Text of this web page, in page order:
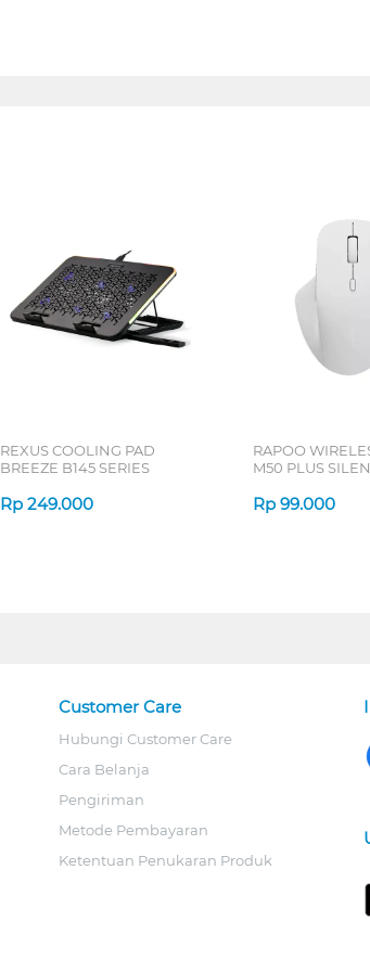
REXUS COOLING PAD
BREEZE B145 SERIES
Rp 249.000
RAPOO
M50 PLUS
Rp 99.000
Customer Care
Hubungi Customer Care
Cara Belanja
Pengiriman
Metode Pembayaran
Ketentuan Penukaran Produk